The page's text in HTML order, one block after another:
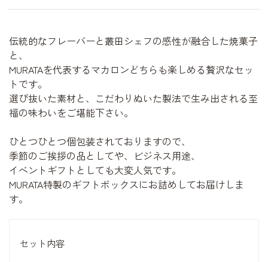
伝統的なフレーバーと叢田シェフの感性が融合した焼菓子
と、
MURATAを代表するマカロンどちらも楽しめる贅沢なセッ
トです。
選び抜いた素材と、こだわりぬいた製法で生み出される至
福の味わいをご堪能下さい。
ひとつひとつ個包装されておりますので、
季節のご挨拶の品としてや、ビジネス用途、
イベントギフトとしても大変人気です。
MURATA特製のギフトボックスにお詰めしてお届けしま
す。
セット内容